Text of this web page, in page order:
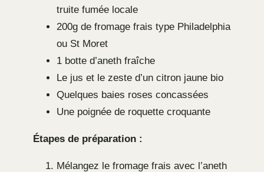
truite fumée locale
200g de fromage frais type Philadelphia
ou St Moret
1 botte d’aneth fraîche
Le jus et le zeste d’un citron jaune bio
Quelques baies roses concassées
Une poignée de roquette croquante
Étapes de préparation :
Mélangez le fromage frais avec l’aneth